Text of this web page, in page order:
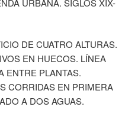
URBANA. SIGLOS XIX-
DE CUATRO ALTURAS.
EN HUECOS. LÍNEA
ENTRE PLANTAS.
CORRIDAS EN PRIMERA
A DOS AGUAS.